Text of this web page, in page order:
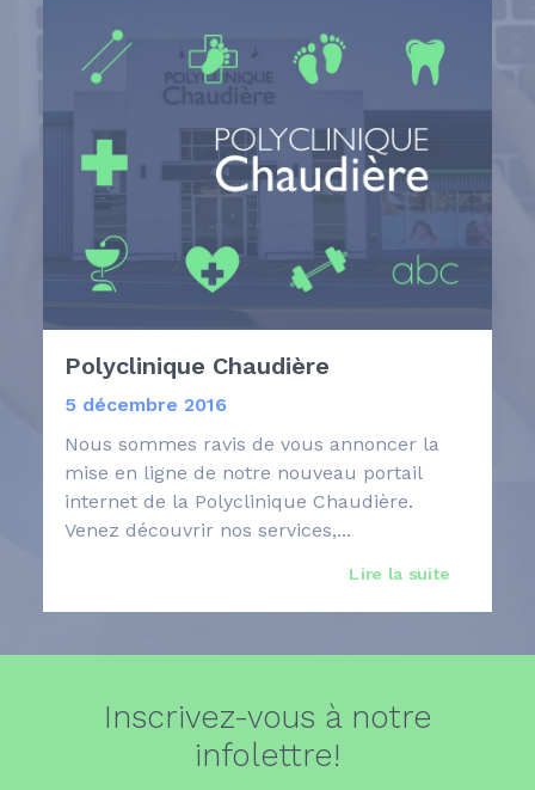
Polyclinique Chaudière
5 décembre 2016
Nous sommes ravis de vous annoncer la
mise en ligne de notre nouveau portail
internet de la Polyclinique Chaudière.
Venez découvrir nos services,...
Lire la suite
Inscrivez-vous à notre
infolettre!